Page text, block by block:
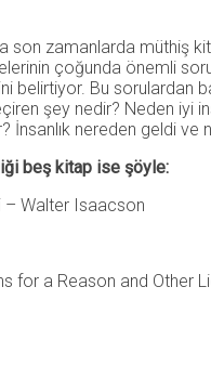
son zamanlarda müthiş
çoğunda önemli
belirtiyor. Bu sorulardan
şey nedir? Neden iyi
İnsanlık nereden geldi ve
beş kitap ise şöyle:
– Walter Isaacson
for a Reason and Other